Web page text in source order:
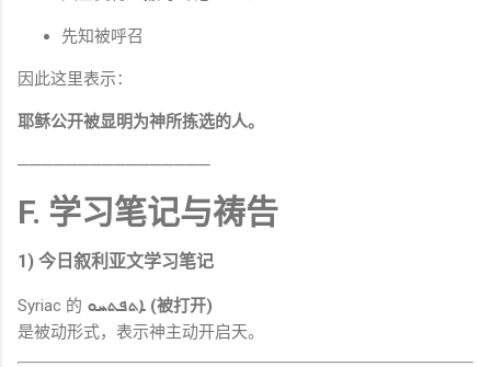
先知被呼召
因此这里表示：
耶稣公开被显明为神所拣选的人。
────────────────
F. 学习笔记与祷告
1) 今日叙利亚文学习笔记
Syriac 的
ܐܬܦܬܚܘ (被打开)
是被动形式，表示神主动开启天。